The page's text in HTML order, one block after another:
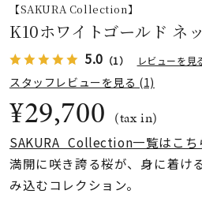
ファッションテイス
ト
着用シーン
コレクション
【SAKURA Collection】
K10ホワイトゴールド ネ
5.0 （1） レビューを見
スタッフレビューを見る (1)
¥29,700 (tax in)
SAKURA Collection一覧はこ
満開に咲き誇る桜が、身に着け
み込むコレクション。